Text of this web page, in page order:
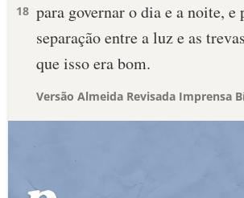
18 para governar o dia e a noite, e
separação entre a luz e as
que isso era bom.
Versão Almeida Revisada Imprensa